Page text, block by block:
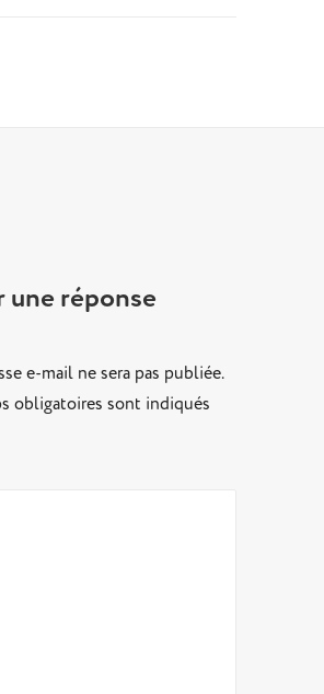
une réponse
e-mail ne sera pas publiée.
obligatoires sont indiqués